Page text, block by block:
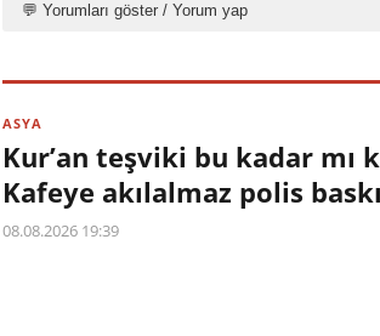
💬 Yorumları göster / Yorum yap
ASYA
Kur’an teşviki bu kadar mı
Kafeye akılalmaz polis
08.08.2026 19:39